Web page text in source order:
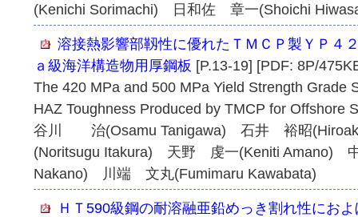
(Kenichi Sorimachi) 日和佐 章一(Shoichi
溶接熱影響部靱性に優れたＴＭＣＰ製ＹＰ４
ａ級海洋構造物用厚鋼板 [P.13-19] [PDF: 8P/
The 420 MPa and 500 MPa Yield Strength Grade
HAZ Toughness Produced by TMCP for Offshore
谷川 治(Osamu Tanigawa) 石井 裕昭
(Noritsugu Itakura) 天野 虔一(Keniti Amano)
Nakano) 川端 文丸(Fumimaru Kawabata)
ＨＴ590級鋼の耐溶融亜鉛めっき割れ性にお